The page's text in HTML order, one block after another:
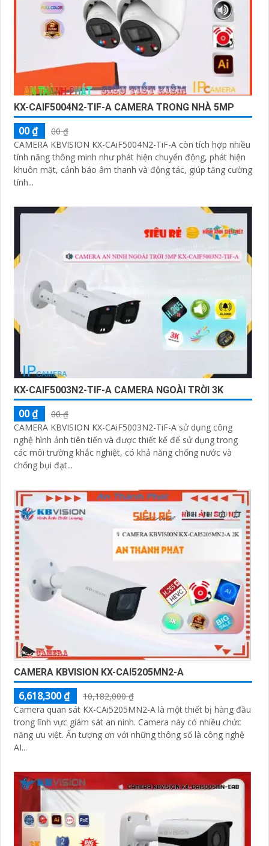
KX-CAIF5004N2-TIF-A CAMERA TRONG NHÀ 5MP
00 ₫
00 ₫
CAMERA KBVISION KX-CAiF5004N2-TiF-A còn tích hợp nhiều
tính năng thông minh như phát hiện chuyển động, phát hiện
khuôn mặt, cảnh báo âm thanh và động tác, giúp tăng cường
tính...
KX-CAIF5003N2-TIF-A CAMERA NGOÀI TRỜI 3K
00 ₫
00 ₫
CAMERA KBVISION KX-CAiF5003N2-TiF-A sử dụng công
nghệ hình ảnh tiên tiến và được thiết kế để sử dụng trong
các môi trường khắc nghiệt, có khả năng chống nước và
chống bụi đạt...
CAMERA KBVISION KX-CAI5205MN2-A
6,618,300 ₫
10,182,000 ₫
Camera quan sát KX-CAi5205MN2-A là một thiết bị hàng đầu
trong lĩnh vực giám sát an ninh. Camera này có nhiều chức
năng ưu việt. Ấn tượng ơn với những thông số là công nghệ
AI...